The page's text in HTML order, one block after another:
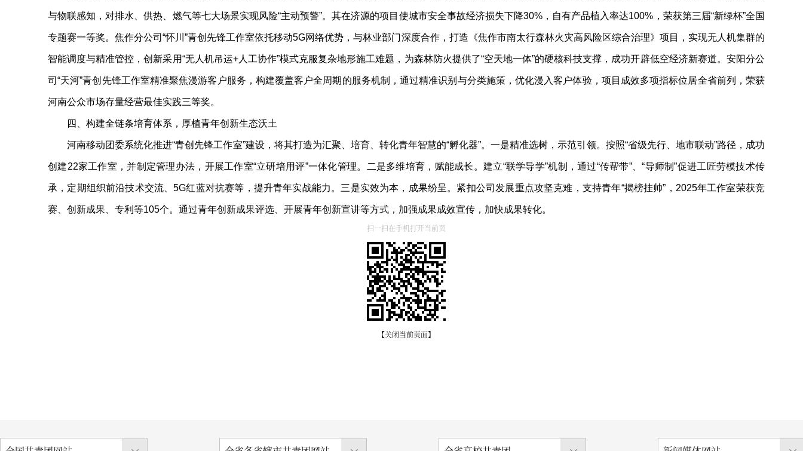
与物联感知，对排水、供热、燃气等七大场景实现风险“主动预警”。其在济源的项目使城市安全事故经济损失下降30%，自有产品植入率达100%，荣获第三届“新绿杯”全国
专题赛一等奖。焦作分公司“怀川”青创先锋工作室依托移动5G网络优势，与林业部门深度合作，打造《焦作市南太行森林火灾高风险区综合治理》项目，实现无人机集群的
智能调度与精准管控，创新采用“无人机吊运+人工协作”模式克服复杂地形施工难题，为森林防火提供了“空天地一体”的硬核科技支撑，成功开辟低空经济新赛道。安阳分公
司“天河”青创先锋工作室精准聚焦漫游客户服务，构建覆盖客户全周期的服务机制，通过精准识别与分类施策，优化漫入客户体验，项目成效多项指标位居全省前列，荣获
河南公众市场存量经营最佳实践三等奖。
四、构建全链条培育体系，厚植青年创新生态沃土
河南移动团委系统化推进“青创先锋工作室”建设，将其打造为汇聚、培育、转化青年智慧的“孵化器”。一是精准选树，示范引领。按照“省级先行、地市联动”路径，成功
创建22家工作室，并制定管理办法，开展工作室“立研培用评”一体化管理。二是多维培育，赋能成长。建立“联学导学”机制，通过“传帮带”、“导师制”促进工匠劳模技术传
承，定期组织前沿技术交流、5G红蓝对抗赛等，提升青年实战能力。三是实效为本，成果纷呈。紧扣公司发展重点攻坚克难，支持青年“揭榜挂帅”，2025年工作室荣获竞
赛、创新成果、专利等105个。通过青年创新成果评选、开展青年创新宣讲等方式，加强成果成效宣传，加快成果转化。
扫一扫在手机打开当前页
【关闭当前页面】